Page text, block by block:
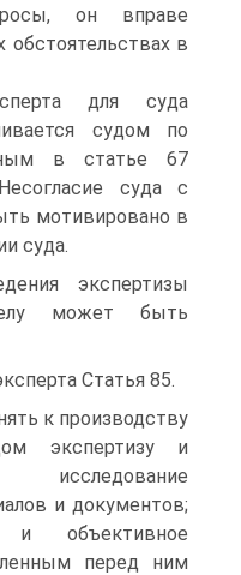
он вправе
в
для суда
судом по
в статье 67
суда с
мотивировано в
суда.
экспертизы
может быть
Статья 85.
к производству
экспертизу и
и документов;
и объективное
перед ним